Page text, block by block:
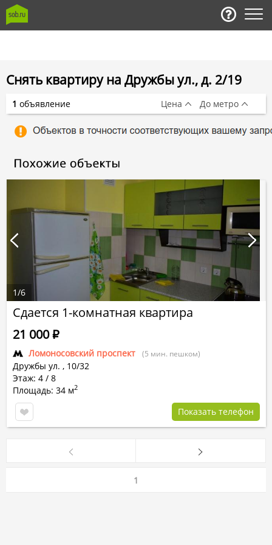
Снять квартиру на Дружбы ул., д. 2/19
Сдается 1-комнатная квартира
Ломоносовский проспект (5 мин. пешком)
Дружбы ул. , 10/32
Этаж: 4 / 8
Площадь: 34 м2
21 000Р
Показать телефон
1/6
1 объявление Цена До метро
1